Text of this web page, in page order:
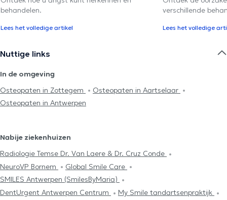
behandelen.
Lees het volledige artikel
verschillende
Lees het volledige
Nuttige links
In de omgeving
Osteopaten in Zottegem
Osteopaten in Aartselaar
Osteopaten in Antwerpen
Nabije ziekenhuizen
Radiologie Temse Dr. Van Laere & Dr. Cruz Conde
NeuroVP Bornem
Global Smile Care
SMILES Antwerpen (SmilesByMaria)
DentUrgent Antwerpen Centrum
My Smile tandartsenpraktijk